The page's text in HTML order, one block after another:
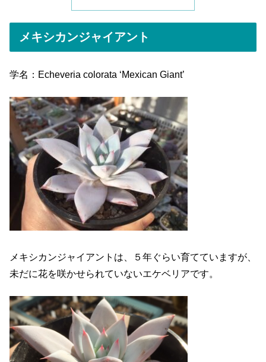
メキシカンジャイアント
学名：Echeveria colorata ‘Mexican Giant’
メキシカンジャイアントは、５年ぐらい育てていますが、
未だに花を咲かせられていないエケベリアです。